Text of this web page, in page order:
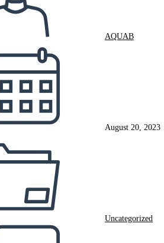
AQUAB
August 20, 2023
Uncategorized